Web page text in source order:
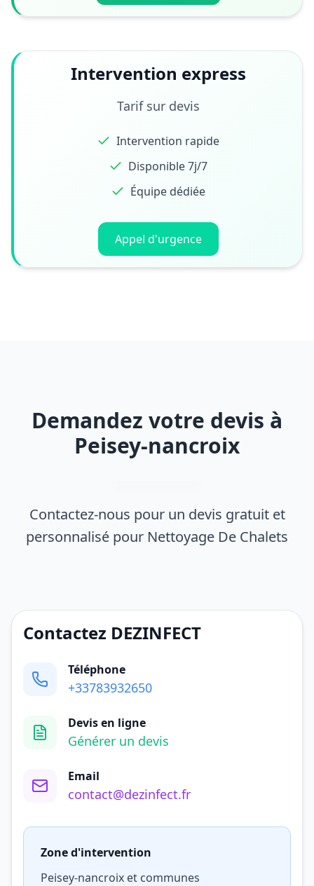
Intervention express
Tarif sur devis
Intervention rapide
Disponible 7j/7
Équipe dédiée
Appel d'urgence
Demandez votre devis à
Peisey-nancroix
Contactez-nous pour un devis gratuit et
personnalisé pour Nettoyage De Chalets
Contactez DEZINFECT
Téléphone
+33783932650
Devis en ligne
Générer un devis
Email
contact@dezinfect.fr
Zone d'intervention
Peisey-nancroix et communes